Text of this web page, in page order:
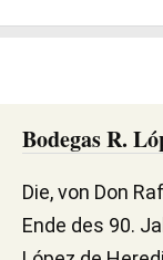
Bodegas R.
Die, von Don
Ende des 90.